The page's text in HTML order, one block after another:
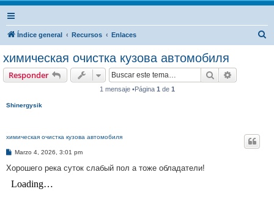
Índice general Recursos Enlaces
химическая очистка кузова автомобиля
Responder Buscar
1 mensaje •Página 1 de 1
Shinergysik
химическая очистка кузова автомобиля
M
n
a
j
Marzo 4, 2026, 3:01 pm
Хорошего река суток слабый пол а тоже обладатели!